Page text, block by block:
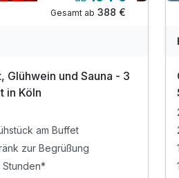
Gesamt ab 388 €
Glühwein und Sauna - 3
in Köln
am Buffet
zur Begrüßung
Stunden*